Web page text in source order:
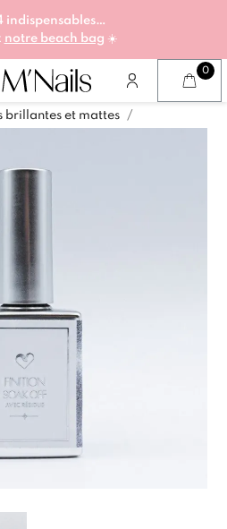
indispensables…
notre beach bag ☀️
brillantes et mattes